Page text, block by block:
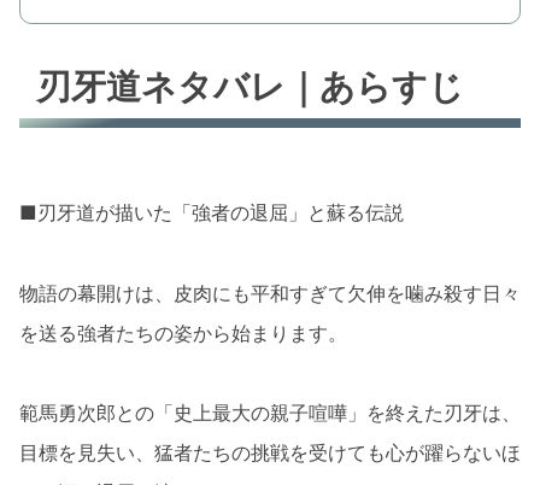
刃牙道ネタバレ｜あらすじ
■刃牙道が描いた「強者の退屈」と蘇る伝説
物語の幕開けは、皮肉にも平和すぎて欠伸を噛み殺す日々
を送る強者たちの姿から始まります。
範馬勇次郎との「史上最大の親子喧嘩」を終えた刃牙は、
目標を見失い、猛者たちの挑戦を受けても心が躍らないほ